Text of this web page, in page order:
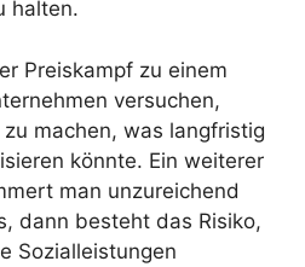
halten.
Preiskampf zu einem
versuchen,
machen, was langfristig
könnte. Ein weiterer
man unzureichend
dann besteht das Risiko,
Sozialleistungen